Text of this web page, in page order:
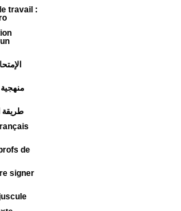
travail :
منهجية
طريقة
de
signer